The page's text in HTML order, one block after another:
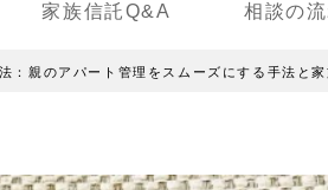
家族信託Q&A 相談の
：親のアパート管理をスムーズにする手法と家